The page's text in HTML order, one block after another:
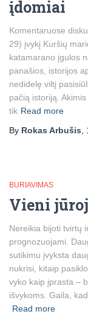
įdomiai
Komentaruose
29) įvykį Kuršių
katamarano įgulos
panašios, istorijos
nedidelę viltį
pačią istoriją.
tik Read more
By Rokas Arbušis
BURIAVIMAS
Vieni
Nereikia bijoti tvirtų
prognozuojami.
sutikimu įvyksta
nukrisi, kitaip
vyko kaip įprasta –
išvykoms. Gaila,
Read more